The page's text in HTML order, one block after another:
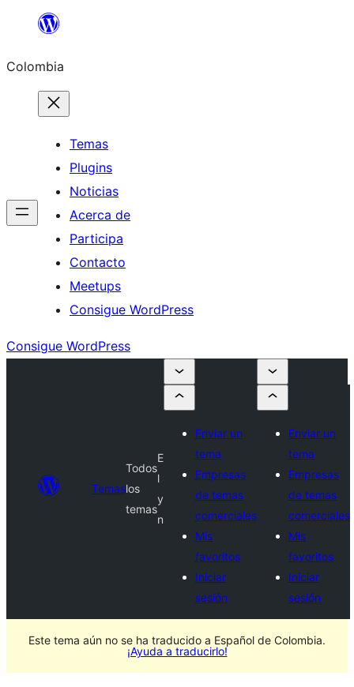
Saltar
contenido
Colombia
Temas
Plugins
Noticias
Acerca de
Participa
Contacto
Meetups
Consigue WordPress
Consigue WordPress
Temas
Todos
los
temas
E
l
y
n
Enviar un
tema
Empresas
de temas
comerciales
Mis
favoritos
Iniciar
sesión
Enviar un
tema
Empresas
de temas
comerciales
Mis
favoritos
Iniciar
sesión
Este tema aún no se ha traducido a Español de Colombia.
¡Ayuda a traducirlo!